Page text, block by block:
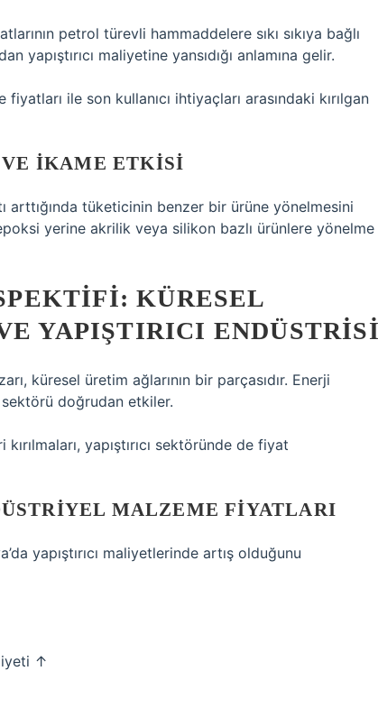
petrol türevli hammaddelere sıkı sıkıya bağlı
yapıştırıcı maliyetine yansıdığı anlamına gelir.
ile son kullanıcı ihtiyaçları arasındaki kırılgan
İKAME ETKISI
tüketicinin benzer bir ürüne yönelmesini
yerine akrilik veya silikon bazlı ürünlere yönelme
KÜRESEL
YAPIŞTIRICI ENDÜSTRISI
küresel üretim ağlarının bir parçasıdır. Enerji
doğrudan etkiler.
yapıştırıcı sektöründe de fiyat
MALZEME FIYATLARI
yapıştırıcı maliyetlerinde artış olduğunu
↑